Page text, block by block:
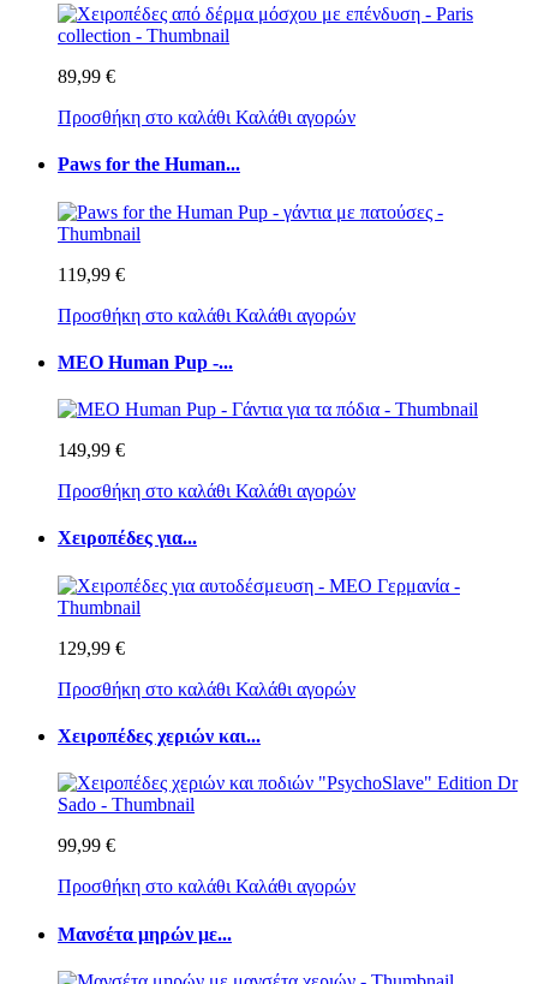
89,99 €
Προσθήκη στο καλάθι Καλάθι αγορών
Paws for the Human...
119,99 €
Προσθήκη στο καλάθι Καλάθι αγορών
MEO Human Pup -...
149,99 €
Προσθήκη στο καλάθι Καλάθι αγορών
Χειροπέδες για...
129,99 €
Προσθήκη στο καλάθι Καλάθι αγορών
Χειροπέδες χεριών και...
99,99 €
Προσθήκη στο καλάθι Καλάθι αγορών
Μανσέτα μηρών με...